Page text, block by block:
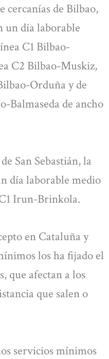
cercanías de Bilbao,
un día laborable
C1 Bilbao-
C2 Bilbao-Muskiz,
Orduña y de
Balmaseda de ancho
San Sebastián, la
día laborable medio
Irun-Brinkola.
en Cataluña y
los ha fijado el
que afectan a los
que salen o
servicios mínimos